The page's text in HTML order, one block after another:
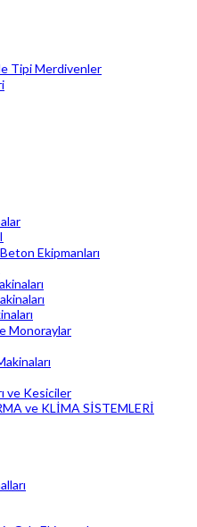
Tipi Merdivenler
Ekipmanları
Monoraylar
ve Kesiciler
ve KLİMA SİSTEMLERİ